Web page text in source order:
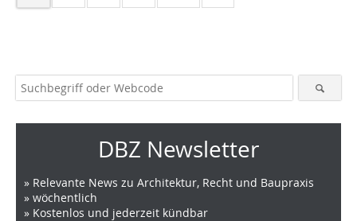
DBZ Newsletter
» Relevante News zu Architektur, Recht und Baupraxis
» wöchentlich
» Kostenlos und jederzeit kündbar